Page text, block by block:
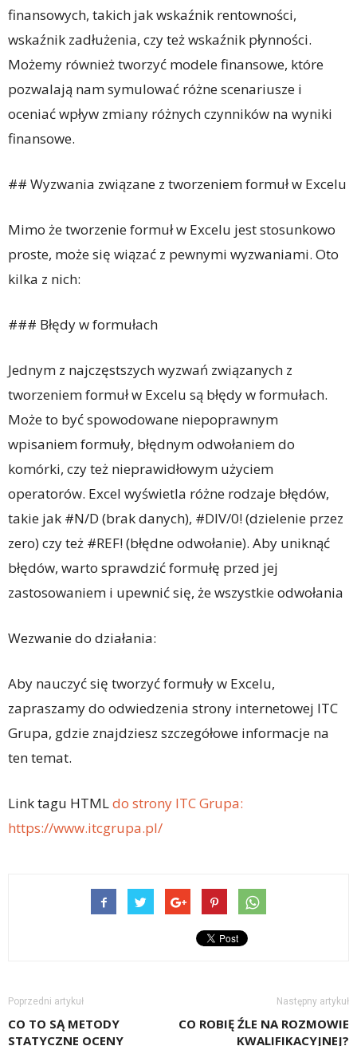
finansowych, takich jak wskaźnik rentowności,
wskaźnik zadłużenia, czy też wskaźnik płynności.
Możemy również tworzyć modele finansowe, które
pozwalają nam symulować różne scenariusze i
oceniać wpływ zmiany różnych czynników na wyniki
finansowe.
## Wyzwania związane z tworzeniem formuł w Excelu
Mimo że tworzenie formuł w Excelu jest stosunkowo
proste, może się wiązać z pewnymi wyzwaniami. Oto
kilka z nich:
### Błędy w formułach
Jednym z najczęstszych wyzwań związanych z
tworzeniem formuł w Excelu są błędy w formułach.
Może to być spowodowane niepoprawnym
wpisaniem formuły, błędnym odwołaniem do
komórki, czy też nieprawidłowym użyciem
operatorów. Excel wyświetla różne rodzaje błędów,
takie jak #N/D (brak danych), #DIV/0! (dzielenie przez
zero) czy też #REF! (błędne odwołanie). Aby uniknąć
błędów, warto sprawdzić formułę przed jej
zastosowaniem i upewnić się, że wszystkie odwołania
Wezwanie do działania:
Aby nauczyć się tworzyć formuły w Excelu,
zapraszamy do odwiedzenia strony internetowej ITC
Grupa, gdzie znajdziesz szczegółowe informacje na
ten temat.
Link tagu HTMLdo strony ITC Grupa:
https://www.itcgrupa.pl/
Poprzedni artykuł
CO TO SĄ METODY
STATYCZNE OCENY
Następny artykuł
CO ROBIĘ ŹLE NA ROZMOWIE
KWALIFIKACYJNEJ?